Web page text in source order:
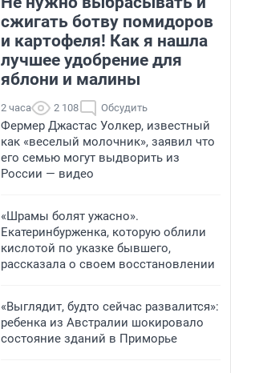
сжигать ботву помидоров
и картофеля! Как я нашла
лучшее удобрение для
яблони и малины
2 часа 2 108 Обсудить
Фермер Джастас Уолкер, известный
как «веселый молочник», заявил что
его семью могут выдворить из
России — видео
«Шрамы болят ужасно».
Екатеринбурженка, которую облили
кислотой по указке бывшего,
рассказала о своем восстановлении
«Выглядит, будто сейчас развалится»:
ребенка из Австралии шокировало
состояние зданий в Приморье